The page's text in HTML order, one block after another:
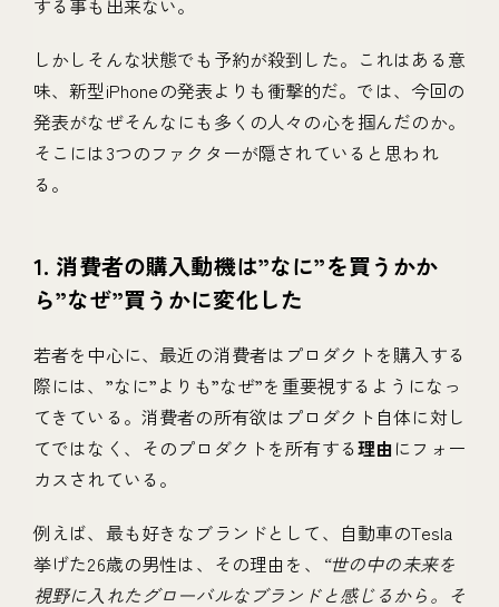
する事も出来ない。
しかしそんな状態でも予約が殺到した。これはある意
味、新型iPhoneの発表よりも衝撃的だ。では、今回の
発表がなぜそんなにも多くの人々の心を掴んだのか。
そこには3つのファクターが隠されていると思われ
る。
1. 消費者の購入動機は”なに”を買うかか
ら”なぜ”買うかに変化した
若者を中心に、最近の消費者はプロダクトを購入する
際には、”なに”よりも”なぜ”を重要視するようになっ
てきている。消費者の所有欲はプロダクト自体に対し
てではなく、そのプロダクトを所有する理由 にフォー
カスされている。
例えば、最も好きなブランドとして、自動車のTesla
挙げた26歳の男性は、その理由を、 “世の中の未来を
視野に入れたグローバルなブランドと感じるから。そ